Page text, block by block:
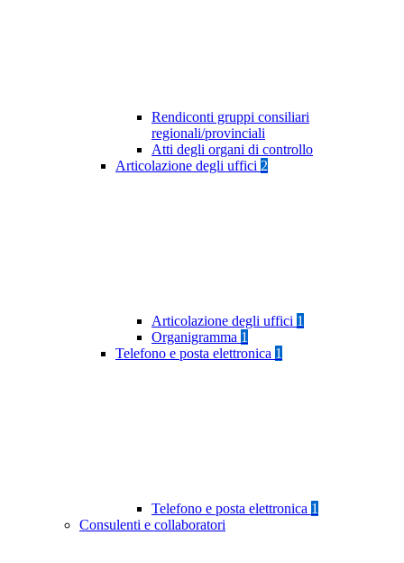
Rendiconti gruppi consiliari
regionali/provinciali
Atti degli organi di controllo
Articolazione degli uffici 2
Articolazione degli uffici 1
Organigramma 1
Telefono e posta elettronica 1
Telefono e posta elettronica 1
Consulenti e collaboratori